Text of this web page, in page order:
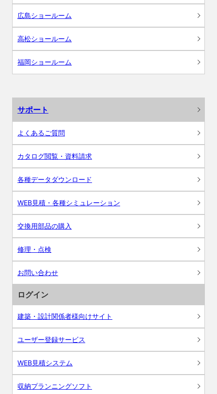
広島ショールーム
高松ショールーム
福岡ショールーム
サポート
よくあるご質問
カタログ閲覧・資料請求
各種データダウンロード
WEB見積・各種シミュレーション
交換用部品の購入
修理・点検
お問い合わせ
ログイン
建築・設計関係者様向けサイト
ユーザー登録サービス
WEB見積システム
収納プランニングソフト